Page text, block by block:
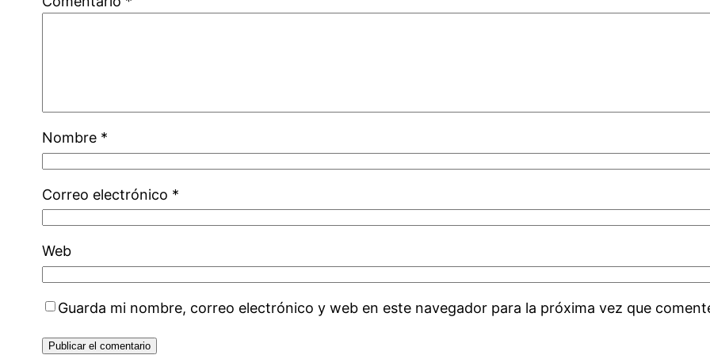
Nombre *
Correo electrónico *
Web
Guarda mi nombre, correo electrónico y web en este navegador para la próxima vez que